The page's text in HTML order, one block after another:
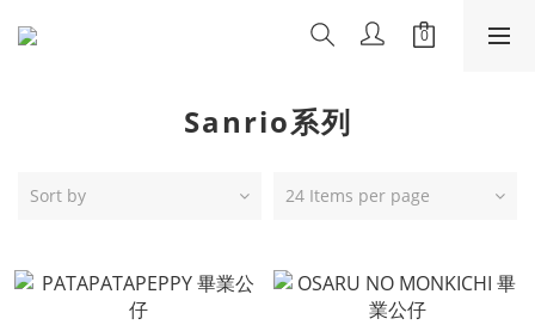
Sanrio系列
Sort by 24 Items per page